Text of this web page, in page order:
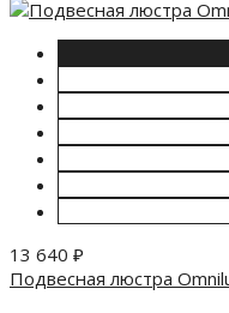
13 640 ₽
Подвесная люстра